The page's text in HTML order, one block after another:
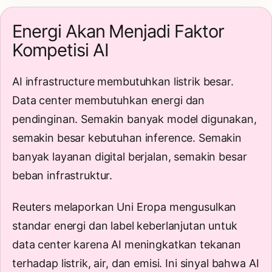
Energi Akan Menjadi Faktor
Kompetisi AI
AI infrastructure membutuhkan listrik besar.
Data center membutuhkan energi dan
pendinginan. Semakin banyak model digunakan,
semakin besar kebutuhan inference. Semakin
banyak layanan digital berjalan, semakin besar
beban infrastruktur.
Reuters melaporkan Uni Eropa mengusulkan
standar energi dan label keberlanjutan untuk
data center karena AI meningkatkan tekanan
terhadap listrik, air, dan emisi. Ini sinyal bahwa AI